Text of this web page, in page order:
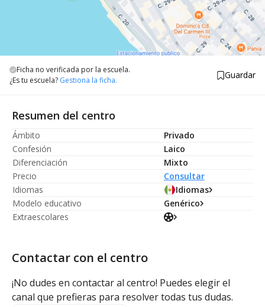
Ficha no verificada por la escuela.
¿Es tu escuela? Gestiona la ficha. Guardar
Resumen del centro
Ámbito
Privado
Confesión
Laico
Diferenciación
Mixto
Precio
Consultar
Idiomas
Idiomas
Modelo educativo
Genérico
Extraescolares
Contactar con el centro
¡No dudes en contactar al centro! Puedes elegir el
canal que prefieras para resolver todas tus dudas.